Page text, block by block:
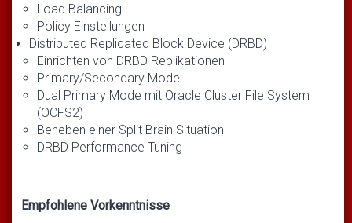
Load Balancing
Policy Einstellungen
Distributed Replicated Block Device (DRBD)
Einrichten von DRBD Replikationen
Primary/Secondary Mode
Dual Primary Mode mit Oracle Cluster File System
(OCFS2)
Beheben einer Split Brain Situation
DRBD Performance Tuning
Empfohlene Vorkenntnisse